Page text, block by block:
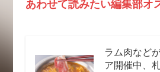
あわせて読みたい編集部オ
ラム肉など
ア開催中、